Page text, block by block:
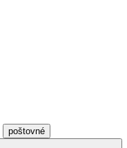
poštovné